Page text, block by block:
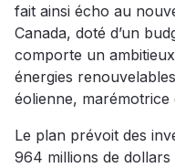
fait ainsi écho au
Canada, doté d’un
comporte un
énergies
éolienne, marémotrice
Le plan prévoit des
964 millions de